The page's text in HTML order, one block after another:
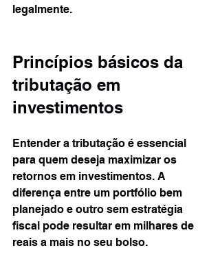
legalmente.
Princípios básicos da
tributação em
investimentos
Entender a tributação é essencial
para quem deseja maximizar os
retornos em investimentos. A
diferença entre um portfólio bem
planejado e outro sem estratégia
fiscal pode resultar em milhares de
reais a mais no seu bolso.